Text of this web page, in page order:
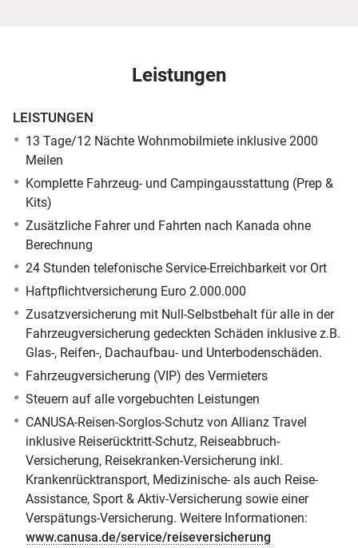
Leistungen
LEISTUNGEN
13 Tage/12 Nächte Wohnmobilmiete inklusive 2000
Meilen
Komplette Fahrzeug- und Campingausstattung (Prep &
Kits)
Zusätzliche Fahrer und Fahrten nach Kanada ohne
Berechnung
24 Stunden telefonische Service-Erreichbarkeit vor Ort
Haftpflichtversicherung Euro 2.000.000
Zusatzversicherung mit Null-Selbstbehalt für alle in der
Fahrzeugversicherung gedeckten Schäden inklusive z.B.
Glas-, Reifen-, Dachaufbau- und Unterbodenschäden.
Fahrzeugversicherung (VIP) des Vermieters
Steuern auf alle vorgebuchten Leistungen
CANUSA-Reisen-Sorglos-Schutz von Allianz Travel
inklusive Reiserücktritt-Schutz, Reiseabbruch-
Versicherung, Reisekranken-Versicherung inkl.
Krankenrücktransport, Medizinische- als auch Reise-
Assistance, Sport & Aktiv-Versicherung sowie einer
Verspätungs-Versicherung. Weitere Informationen:
www.canusa.de/service/reiseversicherung